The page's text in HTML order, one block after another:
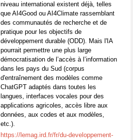
niveau international existent déjà, telles
que AI4Good ou AI4Climate rassemblant
des communautés de recherche et de
pratique pour les objectifs de
développement durable (ODD). Mais l'IA
pourrait permettre une plus large
démocratisation de l’accès à l’information
dans les pays du Sud (corpus
d'entraînement des modèles comme
ChatGPT adaptés dans toutes les
langues, interfaces vocales pour des
applications agricoles, accès libre aux
données, aux codes et aux modèles,
etc.).
https://lemag.ird.fr/fr/du-developpement-